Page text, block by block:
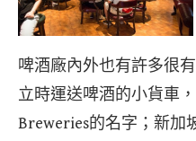
啤酒廠內外也有許多很
立時運送啤酒的小貨車
Breweries的名字；新加